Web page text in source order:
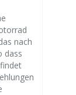
nach
dass